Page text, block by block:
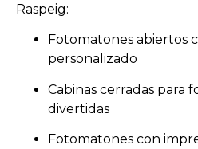
Raspeig:
Fotomatones abiertos
personalizado
Cabinas cerradas para
divertidas
Fotomatones con